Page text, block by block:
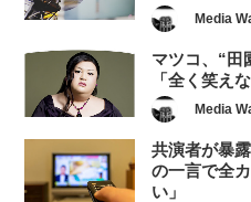
Media
マツコ、“田
「全く笑え
Media
共演者が暴
の一言で全
い」